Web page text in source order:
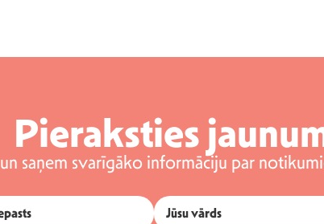
Pieraksties
un saņem svarīgāko informāciju par